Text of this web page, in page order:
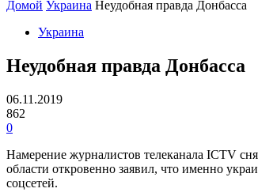
Домой Украина Неудобная правда Донбасса
Украина
Неудобная правда Донбасса
06.11.2019
862
0
Намерение журналистов телеканала ICTV
области откровенно заявил, что именно
соцсетей.